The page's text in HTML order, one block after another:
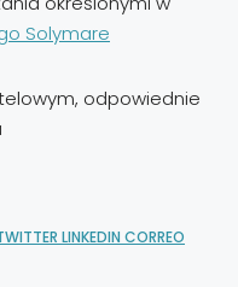
Solymare
LINKEDIN CORREO